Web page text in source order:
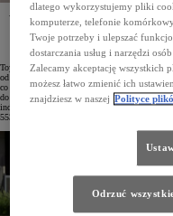
W pierwszych pięciu miesiącach 2026
i dostawczych Toyoty, co pozwoliło
zarówno wśród klientów firmowych,
rynku cieszy się Corolla, a aż pięć
Toyota niezmiennie pozostaje liderem
od początku roku. Od stycznia do maja
co oznacza przewagę sięgającą niemal 16 tys.
do klientów trafiło 7988 pojazdów Toyoty.
indywidualnych, gdzie zarejestrowano 2455
5533 samochodów.
dlatego wykorzystujemy pliki
komputerze, telefonie
Twoje potrzeby i ulepszać
dostarczania usług i narzędzi
Zalecamy akceptację wszystkich
możesz łatwo zmienić ich
znajdziesz w naszej Polityce
Odrzuć